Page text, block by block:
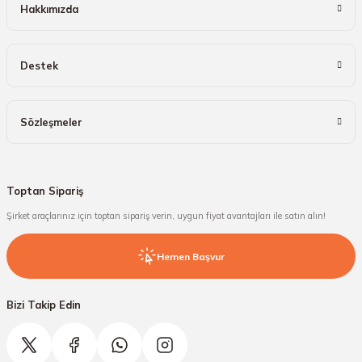
Hakkımızda
Destek
Sözleşmeler
Toptan Sipariş
Şirket araçlarınız için toptan sipariş verin, uygun fiyat avantajları ile satın alın!
Hemen Başvur
Bizi Takip Edin